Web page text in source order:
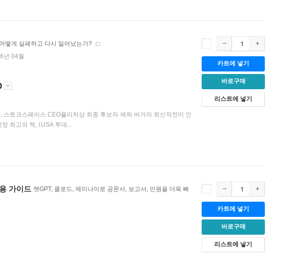
떻게 실패하고 다시 일어났는가?
년 04월
스토크스페이스 CEO퓰리처상 최종 후보자 에릭 버거의 최신작전미 인
최고의 책, ⟨USA 투데...
카트에 넣기
바로구매
리스트에 넣기
가이드 챗GPT, 클로드, 제미나이로 공문서, 보고서, 민원을 더욱 빠
카트에 넣기
바로구매
리스트에 넣기